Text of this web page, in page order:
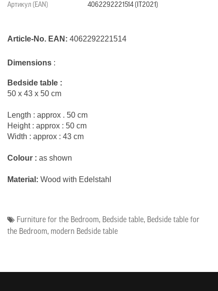
Артикул (EAN) 4062292221514 (IT2021)
Article-No. EAN: 4062292221514
Dimensions :
Bedside table :
50 x 43 x 50 cm
Length : approx . 50 cm
Height : approx : 50 cm
Width : approx : 43 cm
Colour : as shown
Material: Wood with Edelstahl
Furniture for the Bedroom, Bedside table, Bedside table for
the Bedroom, modern Bedside table